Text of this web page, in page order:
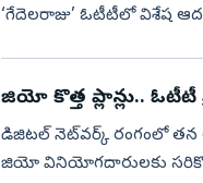
‘గేదెలరాజు’ ఓటీటీలో విశేష
జియో కొత్త ప్లాన్లు.. ఓటీటీ
డిజిటల్ నెట్‌వర్క్ రంగంలో తన
జియో వినియోగదారులకు